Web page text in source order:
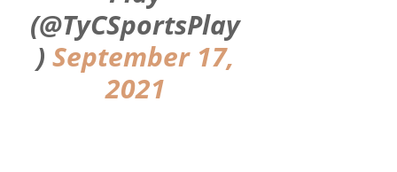
(@TyCSportsPlay
)September 17,
2021